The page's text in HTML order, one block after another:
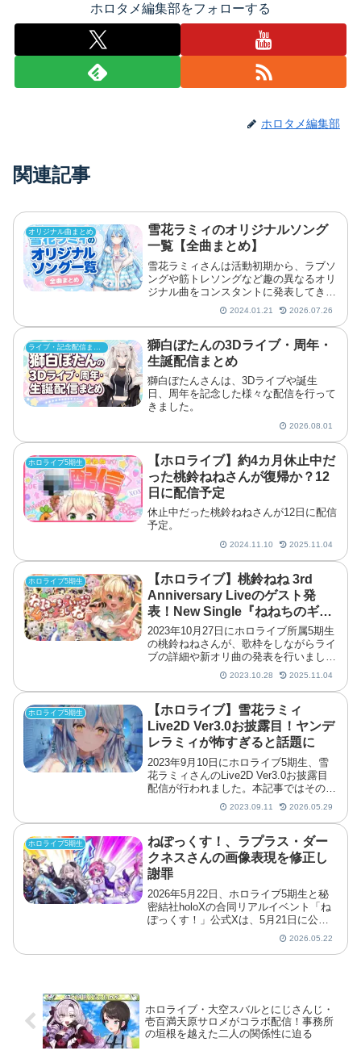
ホロタメ編集部をフォローする
ホロタメ編集部
関連記事
オリジナル曲まとめ
雪花ラミィのオリジナルソング
一覧【全曲まとめ】
雪花ラミィさんは活動初期から、ラブソ
ングや筋トレソングなど趣の異なるオリ
ジナル曲をコンスタントに発表してきま
した。楽曲ごとに多彩なクリエイターが
作詞・作曲を手がけています。この記事
では、雪花ラミィさんがこれまでに公開
したオリジナル曲をまとめ
2024.01.21 2026.07.26
ライブ・記念配信まとめ
獅白ぼたんの3Dライブ・周年・
生誕配信まとめ
獅白ぼたんさんは、3Dライブや誕生
日、周年を記念した様々な配信を行って
きました。
2026.08.01
ホロライブ5期生
【ホロライブ】約4カ月休止中だ
った桃鈴ねねさんが復帰か？12
日に配信予定
休止中だった桃鈴ねねさんが12日に配信
予定。
2024.11.10 2025.11.04
ホロライブ5期生
【ホロライブ】桃鈴ねね 3rd
Anniversary Liveのゲスト発
表！New Single『ねねちのギラ
ギラファンミーティング』も配
信開始！
2023年10月27日にホロライブ所属5期生
の桃鈴ねねさんが、歌枠をしながらライ
ブの詳細や新オリ曲の発表を行いまし
2023.10.28 2025.11.04
ホロライブ5期生
【ホロライブ】雪花ラミィ
Live2D Ver3.0お披露目！ヤンデ
レラミィが怖すぎると話題に
2023年9月10日にホロライブ5期生、雪
花ラミィさんのLive2D Ver3.0お披露目
配信が行われました。本記事ではその内
容についてご紹介します。
2023.09.11 2026.05.29
ホロライブ5期生
ねぽっくす！、ラプラス・ダー
クネスさんの画像表現を修正し
謝罪
2026年5月22日、ホロライブ5期生と秘
密結社holoXの合同リアルイベント「ね
ぽっくす！」公式Xは、5月21日に公開
したラプラス・ダークネスさんの一部画
像表現に誤りがあったとして、画像を修
正し再公開したと発表しました。公式は
2026.05.22
ホロライブ・大空スバルとにじさんじ・
壱百満天原サロメがコラボ配信！事務所
の垣根を越えた二人の関係性に迫る